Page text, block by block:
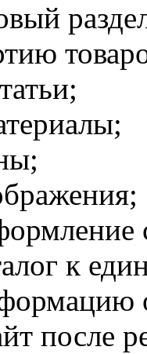
к
после